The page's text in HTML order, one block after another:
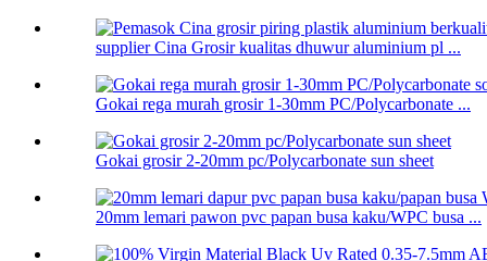
supplier Cina Grosir kualitas dhuwur aluminium pl ...
Gokai rega murah grosir 1-30mm PC/Polycarbonate ...
Gokai grosir 2-20mm pc/Polycarbonate sun sheet
20mm lemari pawon pvc papan busa kaku/WPC busa ...